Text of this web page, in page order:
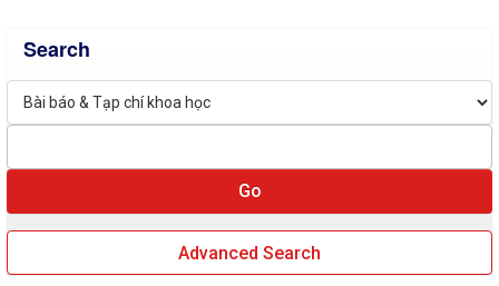
Search
Advanced Search